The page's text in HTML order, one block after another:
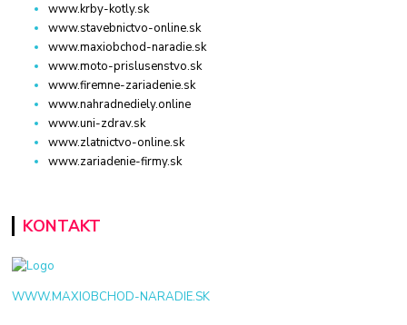
www.krby-kotly.sk
www.stavebnictvo-online.sk
www.maxiobchod-naradie.sk
www.moto-prislusenstvo.sk
www.firemne-zariadenie.sk
www.nahradnediely.online
www.uni-zdrav.sk
www.zlatnictvo-online.sk
www.zariadenie-firmy.sk
KONTAKT
WWW.MAXIOBCHOD-NARADIE.SK